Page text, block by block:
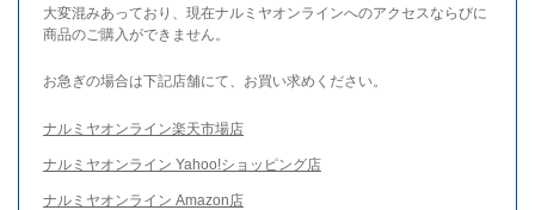
大変混みあっており、現在ナルミヤオンラインへのアクセスならびに
商品のご購入ができません。
お急ぎの場合は下記店舗にて、お買い求めください。
ナルミヤオンライン楽天市場店
ナルミヤオンライン Yahoo!ショッピング店
ナルミヤオンライン Amazon店